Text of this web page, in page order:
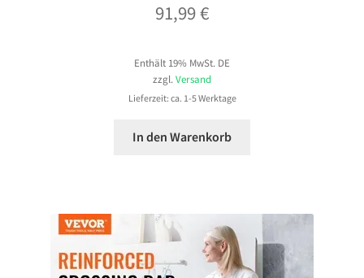
91,99€
Enthält 19% MwSt. DE
zzgl. Versand
Lieferzeit: ca. 1-5 Werktage
In den Warenkorb